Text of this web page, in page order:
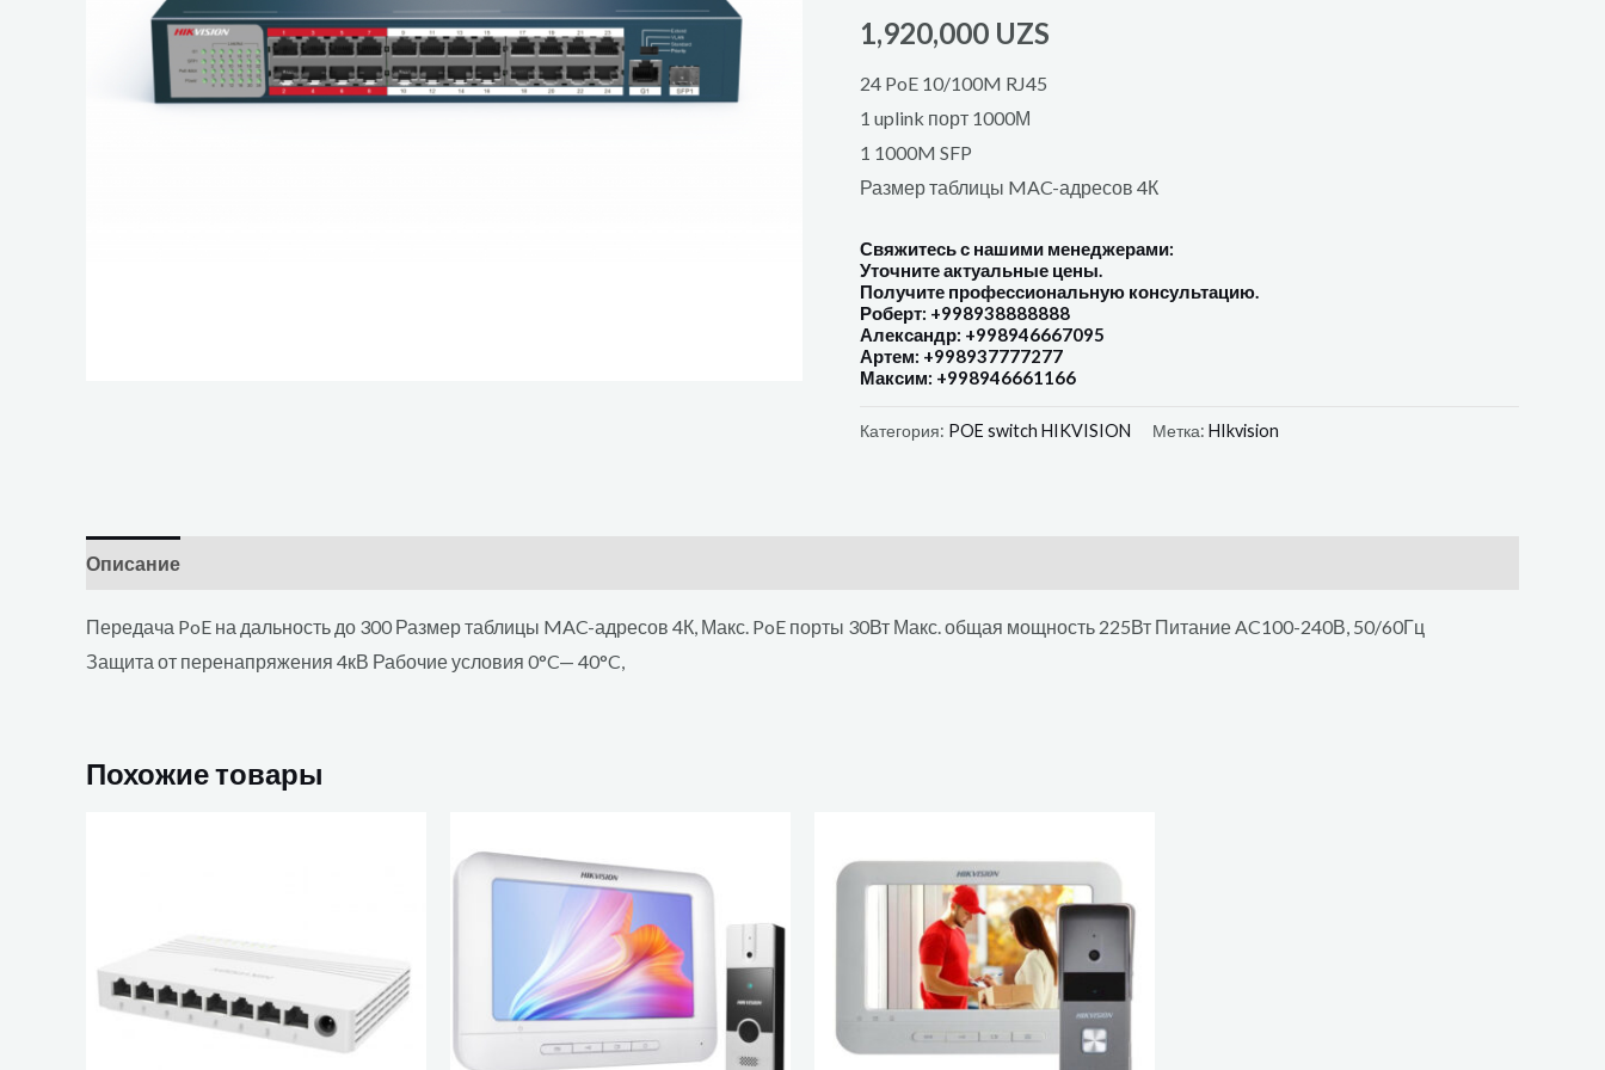
1,920,000 UZS
24 PoE 10/100M RJ45
1 uplink порт 1000М
1 1000M SFP
Размер таблицы MAC-адресов 4К
Свяжитесь с нашими менеджерами:
Уточните актуальные цены.
Получите профессиональную консультацию.
Роберт: +998938888888
Александр: +998946667095
Артем: +998937777277
Максим: +998946661166
Категория: POE switch HIKVISION Метка: HIkvision
Описание
Передача PoE на дальность до 300 Размер таблицы MAC-адресов 4К, Макс. PoE порты 30Вт Макс. общая мощность 225Вт Питание AC100-240В, 50/60Гц
Защита от перенапряжения 4кВ Рабочие условия 0°C— 40°C,
Похожие товары